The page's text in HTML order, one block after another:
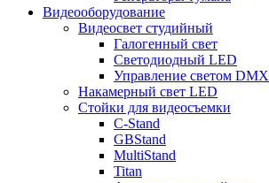
Видеооборудование
Видеосвет студийный
Галогенный свет
Светодиодный LED
Управление светом DMX
Накамерный свет LED
Стойки для видеосъемки
C-Stand
GBStand
MultiStand
Titan